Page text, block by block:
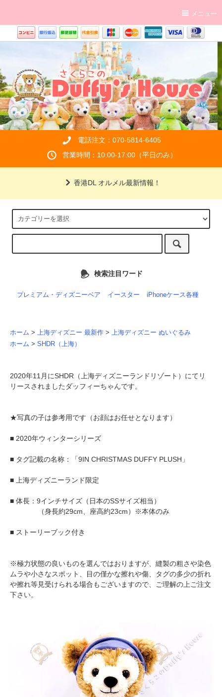
メニュー
電話注文：070-5814-6405
営業時間：10:00-17:00（平日のみ）
香港DL オルメル最新情報！
検索注目ワード
プレミアム・ディズニーベア イースター iPhoneケース各種
ホーム > 上海ディズニー 最新作 > 上海ディズニー ぬいぐるみ
ホーム > SHDR（上海）
2020年11月にSHDR（上海ディズニーランドリゾート）にてリ
リースされましたダッフィーちゃんです。
★写真の子は参考用です（お顔はお任せとなります）
■ 2020年ウィンターシリーズ
■ タグ記載の名称：「9IN CHRISTMAS DUFFY PLUSH」
■ 上海ディズニーランド限定
■ 体長：9インチサイズ（日本のSSサイズ相当）
（身長約29cm、座高約23cm）※本体のみ
■ ストーリーブック付き
※極力状態の良いものを選んではおりますが、縫製の粗さや染色
ムラや小さなスポット、目の僅かな擦れや傷、タグの多少の折れ
や擦れ等見受けられる場合もございますので、ご理解の上ご注文
下さい。